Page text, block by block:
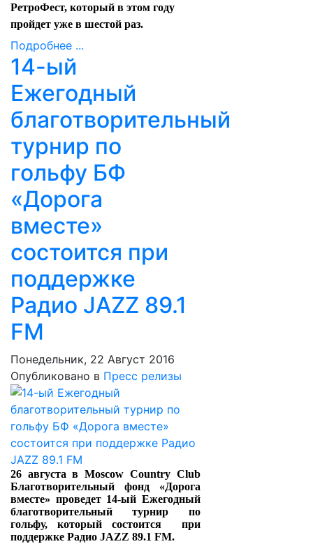
РетроФест, который в этом году
пройдет уже в шестой раз.
Подробнее ...
14-ый
Ежегодный
благотворительный
турнир по
гольфу БФ
«Дорога
вместе»
состоится при
поддержке
Радио JAZZ 89.1
FM
Понедельник, 22 Август 2016
Опубликовано в Пресс релизы
26 августа в Moscow Country Club
Благотворительный фонд «Дорога
вместе» проведет 14-ый Ежегодный
благотворительный турнир по
гольфу, который состоится при
поддержке Радио JAZZ 89.1 FM.